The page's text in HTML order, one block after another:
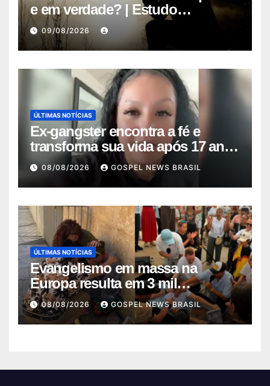
e em verdade? | Estudo
Completo
09/08/2026
ÚLTIMAS NOTÍCIAS
Ex-gangster encontra a fé e
transforma sua vida após 17 anos
na p…
08/08/2026 GOSPEL NEWS BRASIL
ÚLTIMAS NOTÍCIAS
Evangelismo em massa na
Europa resulta em 3 mil
conversões: um fen…
08/08/2026 GOSPEL NEWS BRASIL